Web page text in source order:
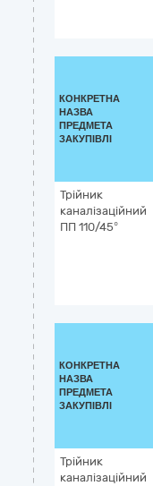
КОНКРЕТНА
НАЗВА
ПРЕДМЕТА
ЗАКУПІВЛІ
Трійник
каналізаційний
ПП 110/45°
КОНКРЕТНА
НАЗВА
ПРЕДМЕТА
ЗАКУПІВЛІ
Трійник
каналізаційний